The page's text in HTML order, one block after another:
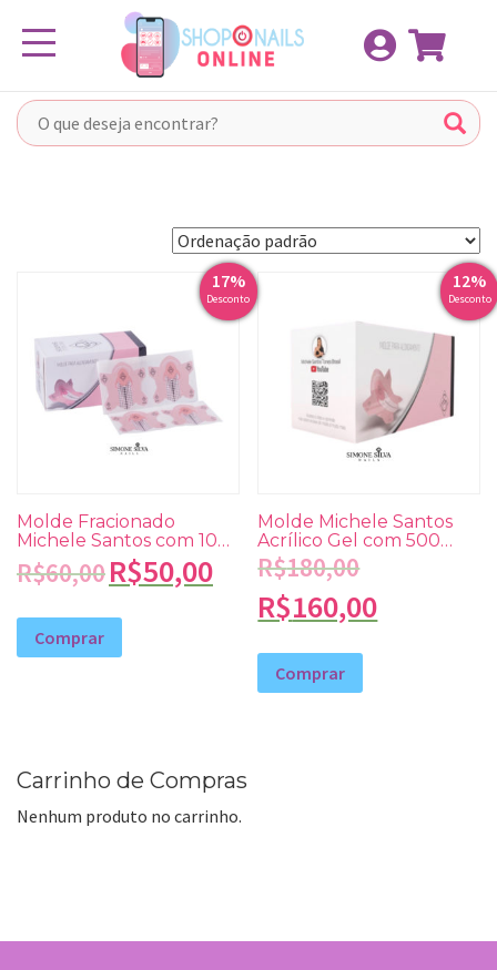
Pular
para
conteúdo
Toggle navigation
17%
Desconto
Molde Fracionado
Michele Santos com 100
unidades
R$60,00R$50,00
Comprar
12%
Desconto
Molde Michele Santos
Acrílico Gel com 500
unidades
R$180,00
R$160,00
Comprar
Carrinho de Compras
Nenhum produto no carrinho.